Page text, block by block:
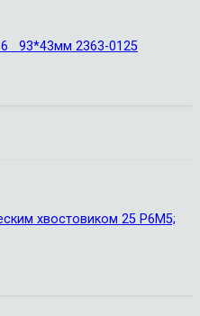
6 93*43мм 2363-0125
хвостовиком 25 Р6М5;